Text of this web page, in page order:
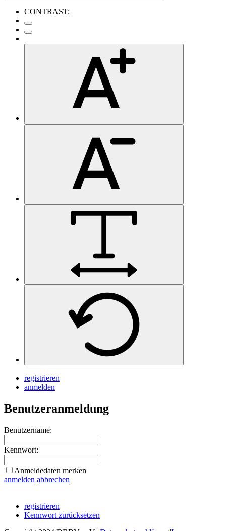
CONTRAST:
registrieren
anmelden
Benutzeranmeldung
Benutzername:
Kennwort:
Anmeldedaten merken
anmelden abbrechen
registrieren
Kennwort zurücksetzen